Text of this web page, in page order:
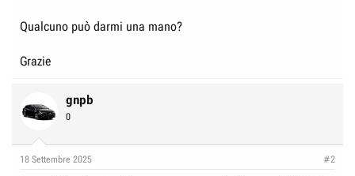
i
n
Qualcuno può darmi una mano?
Grazie
gnpb
0
18 Settembre 2025 #2